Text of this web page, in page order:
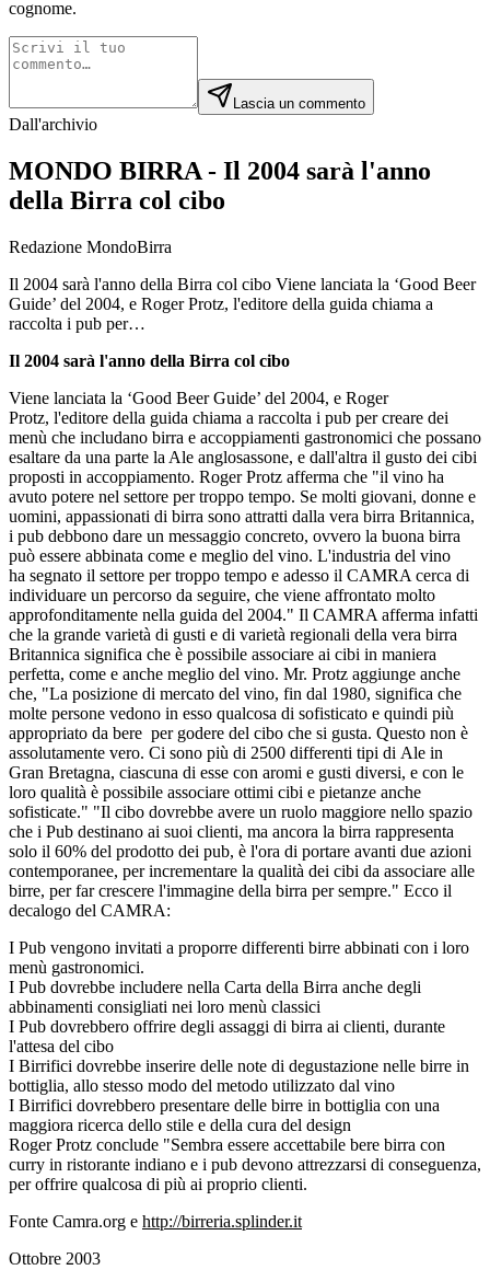
cognome.
Lascia un commento
Dall'archivio
MONDO BIRRA - Il 2004 sarà l'anno
della Birra col cibo
Redazione MondoBirra
Il 2004 sarà l'anno della Birra col cibo Viene lanciata la ‘Good Beer
Guide’ del 2004, e Roger Protz, l'editore della guida chiama a
raccolta i pub per…
Il 2004 sarà l'anno della Birra col cibo
Viene lanciata la ‘Good Beer Guide’ del 2004, e Roger
Protz, l'editore della guida chiama a raccolta i pub per creare dei
menù che includano birra e accoppiamenti gastronomici che possano
esaltare da una parte la Ale anglosassone, e dall'altra il gusto dei cibi
proposti in accoppiamento. Roger Protz afferma che "il vino ha
avuto potere nel settore per troppo tempo. Se molti giovani, donne e
uomini, appassionati di birra sono attratti dalla vera birra Britannica,
i pub debbono dare un messaggio concreto, ovvero la buona birra
può essere abbinata come e meglio del vino. L'industria del vino
ha segnato il settore per troppo tempo e adesso il CAMRA cerca di
individuare un percorso da seguire, che viene affrontato molto
approfonditamente nella guida del 2004." Il CAMRA afferma infatti
che la grande varietà di gusti e di varietà regionali della vera birra
Britannica significa che è possibile associare ai cibi in maniera
perfetta, come e anche meglio del vino. Mr. Protz aggiunge anche
che, "La posizione di mercato del vino, fin dal 1980, significa che
molte persone vedono in esso qualcosa di sofisticato e quindi più
appropriato da bere per godere del cibo che si gusta. Questo non è
assolutamente vero. Ci sono più di 2500 differenti tipi di Ale in
Gran Bretagna, ciascuna di esse con aromi e gusti diversi, e con le
loro qualità è possibile associare ottimi cibi e pietanze anche
sofisticate." "Il cibo dovrebbe avere un ruolo maggiore nello spazio
che i Pub destinano ai suoi clienti, ma ancora la birra rappresenta
solo il 60% del prodotto dei pub, è l'ora di portare avanti due azioni
contemporanee, per incrementare la qualità dei cibi da associare alle
birre, per far crescere l'immagine della birra per sempre." Ecco il
decalogo del CAMRA:
I Pub vengono invitati a proporre differenti birre abbinati con i loro
menù gastronomici.
I Pub dovrebbe includere nella Carta della Birra anche degli
abbinamenti consigliati nei loro menù classici
I Pub dovrebbero offrire degli assaggi di birra ai clienti, durante
l'attesa del cibo
I Birrifici dovrebbe inserire delle note di degustazione nelle birre in
bottiglia, allo stesso modo del metodo utilizzato dal vino
I Birrifici dovrebbero presentare delle birre in bottiglia con una
maggiora ricerca dello stile e della cura del design
Roger Protz conclude "Sembra essere accettabile bere birra con
curry in ristorante indiano e i pub devono attrezzarsi di conseguenza,
per offrire qualcosa di più ai proprio clienti.
Fonte Camra.org e http://birreria.splinder.it
Ottobre 2003